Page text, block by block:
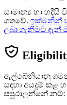
සාමාන්‍ය හා
ගතවේ. ඉක්මනින්
ලබා ගැනීමට
ඇල්බේනියානු
සඳහා අයදුම් කළ
සපුරාලන්නේ නම්: